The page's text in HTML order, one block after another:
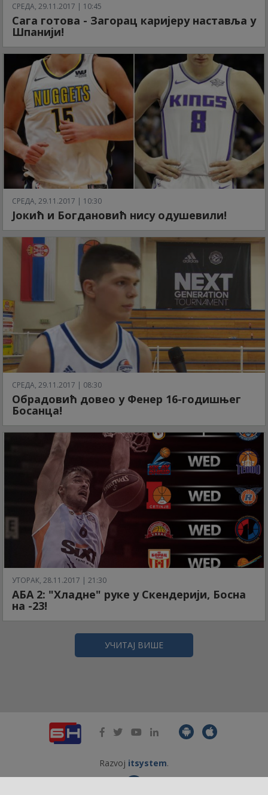
СРЕДА, 29.11.2017 | 10:45
Сага готова - Загорац каријеру наставља у
Шпанији!
СРЕДА, 29.11.2017 | 10:30
Јокић и Богдановић нису одушевили!
СРЕДА, 29.11.2017 | 08:30
Обрадовић довео у Фенер 16-годишњег
Босанца!
УТОРАК, 28.11.2017 | 21:30
АБА 2: "Хладне" руке у Скендерији, Босна
на -23!
УЧИТАЈ ВИШЕ
Razvoj itsystem.